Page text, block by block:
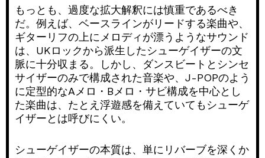
もっとも、過度な拡大解釈には慎重であるべき
だ。例えば、ベースラインがリードする楽曲や、
ギターリフの上にメロディが漂うようなサウンド
は、UKロックから派生したシューゲイザーの文
脈に十分収まる。しかし、ダンスビートとシンセ
サイザーのみで構成された音楽や、J-POPのよう
に定型的なAメロ・Bメロ・サビ構成を中心とし
た楽曲は、たとえ浮遊感を備えていてもシューゲ
イザーとは呼びにくい。
シューゲイザーの本質は、単にリバーブを深くか